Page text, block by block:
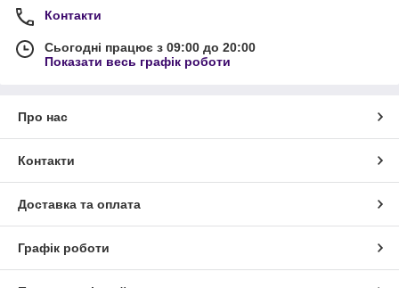
Контакти
Сьогодні працює з 09:00 до 20:00
Показати весь графік роботи
Про нас
Контакти
Доставка та оплата
Графік роботи